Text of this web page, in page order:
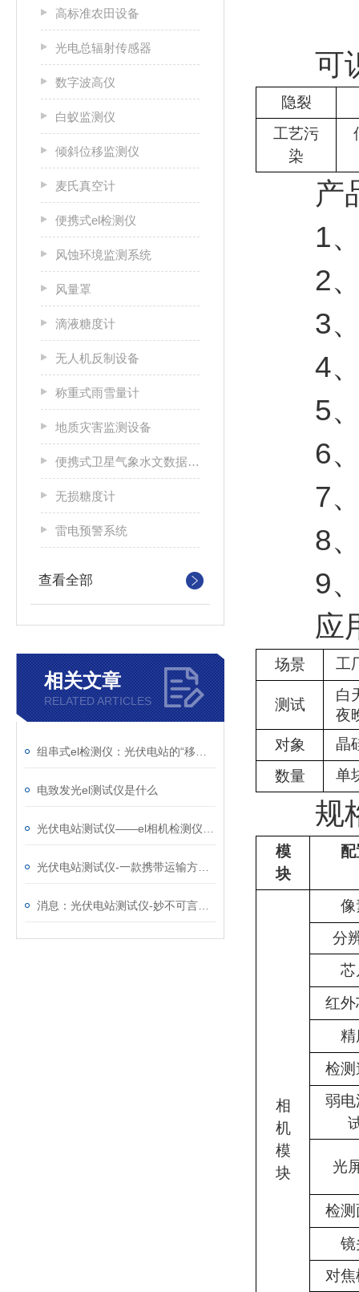
高标准农田设备
光电总辐射传感器
数字波高仪
白蚁监测仪
倾斜位移监测仪
麦氏真空计
便携式el检测仪
风蚀环境监测系统
风量罩
滴液糖度计
无人机反制设备
称重式雨雪量计
地质灾害监测设备
便携式卫星气象水文数据广播接收设备
无损糖度计
雷电预警系统
查看全部
相关文章
RELATED ARTICLES
电致发光el测试仪是什么
可识
隐裂
工艺污
染
产品
1、
2、
3、
4、
5、
6、
7、2
8、
9、
应用
场景 工
测试
白
夜
对象
晶
数量
单
规格
模
块
配
相
机
模
块
像
分
芯
红外
精
检测
弱电
光
检测
镜
对